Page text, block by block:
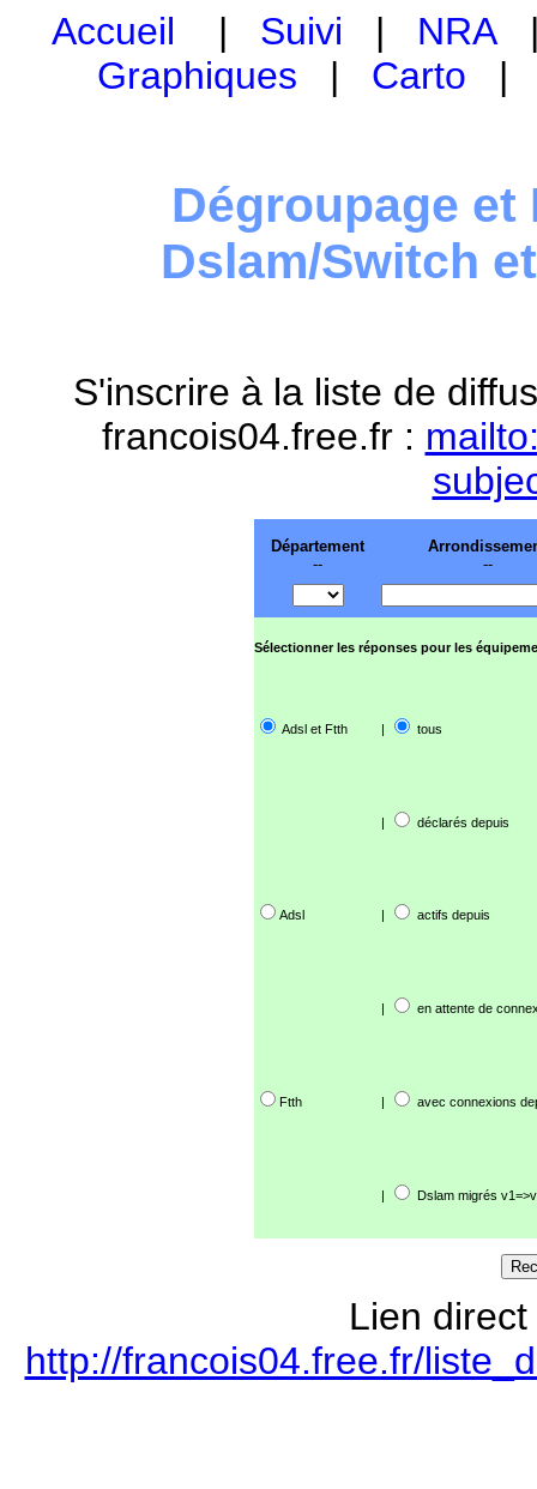
Accueil | Suivi | NRA
Graphiques | Carto
Dégroupage et
Dslam/Switch
S'inscrire à la liste de
francois04.free.fr :
Département
--
--
Sélectionner les réponses pour les
Adsl et Ftth | tous
| déclarés depuis
Adsl | actifs depuis
| en attente de
Ftth | avec connexions
| Dslam migrés
Lien
http://francois04.free.fr/